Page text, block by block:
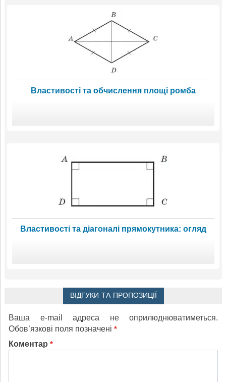
Властивості та обчислення площі ромба
Властивості та діагоналі прямокутника: огляд
ВІДГУКИ ТА ПРОПОЗИЦІЇ
Ваша e-mail адреса не оприлюднюватиметься.
Обов’язкові поля позначені *
Коментар *